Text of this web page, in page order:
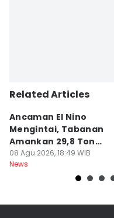
Related Articles
Ancaman El Nino
Mengintai, Tabanan
Amankan 29,8 Ton
Beras
08 Agu 2026, 18:49 WIB
News